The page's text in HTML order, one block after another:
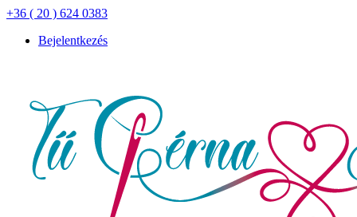
+36 ( 20 ) 624 0383
Bejelentkezés